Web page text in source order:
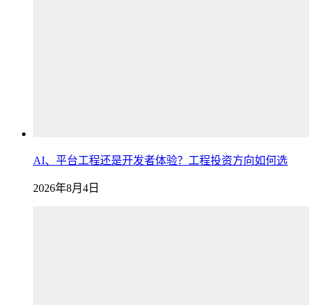
AI、平台工程还是开发者体验？工程投资方向如何选
2026年8月4日